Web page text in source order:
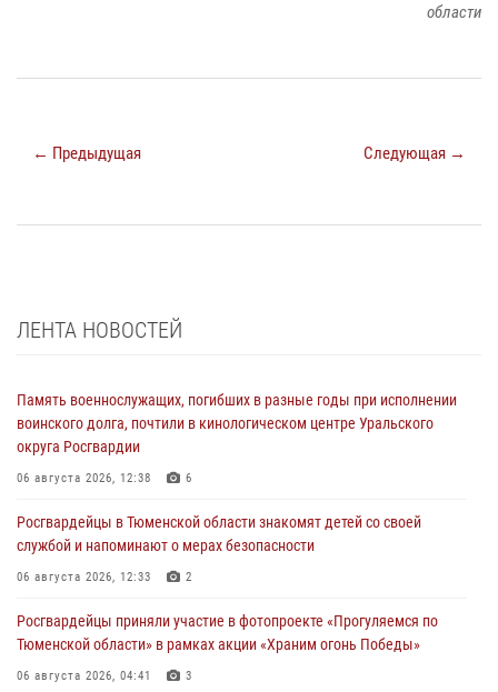
области
← Предыдущая Следующая →
ЛЕНТА НОВОСТЕЙ
Память военнослужащих, погибших в разные годы при исполнении
воинского долга, почтили в кинологическом центре Уральского
округа Росгвардии
06 августа 2026, 12:38 6
Росгвардейцы в Тюменской области знакомят детей со своей
службой и напоминают о мерах безопасности
06 августа 2026, 12:33 2
Росгвардейцы приняли участие в фотопроекте «Прогуляемся по
Тюменской области» в рамках акции «Храним огонь Победы»
06 августа 2026, 04:41 3